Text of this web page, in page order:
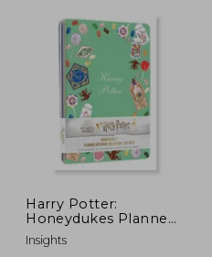
Harry Potter:
Honeydukes Planner
Notebook Collection
(Set of 3): (Harry
Insights